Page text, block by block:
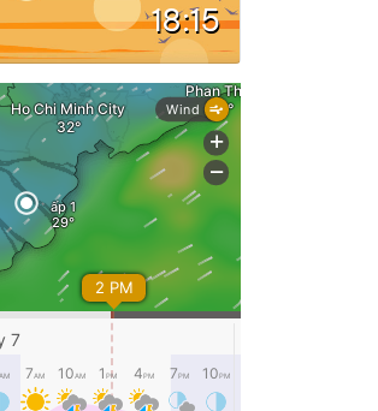
18:15